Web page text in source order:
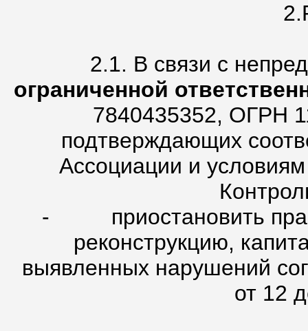
2.1. В связи с
ограниченной
7840435352, ОГРН
подтверждающих
Ассоциации и
- приостановить
реконструкцию,
выявленных нарушений
от 12